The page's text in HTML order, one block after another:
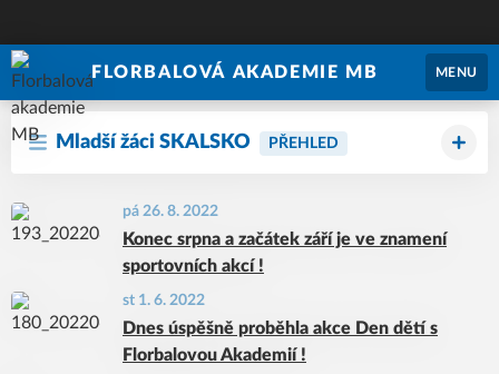
FLORBALOVÁ AKADEMIE MB MENU
Mladší žáci SKALSKO PŘEHLED
pá 26. 8. 2022
Konec srpna a začátek září je ve znamení
sportovních akcí !
st 1. 6. 2022
Dnes úspěšně proběhla akce Den dětí s
Florbalovou Akademií !